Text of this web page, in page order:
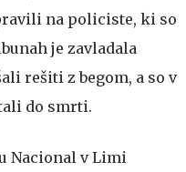
na policiste, ki so
je zavladala
rešiti z begom, a so v
do smrti.